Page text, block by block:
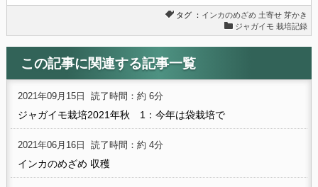
タグ ： インカのめざめ 土寄せ 芽かき
ジャガイモ 栽培記録
この記事に関連する記事一覧
2021年09月15日 読了時間：約 6分
ジャガイモ栽培2021年秋 1：今年は袋栽培で
2021年06月16日 読了時間：約 4分
インカのめざめ 収穫